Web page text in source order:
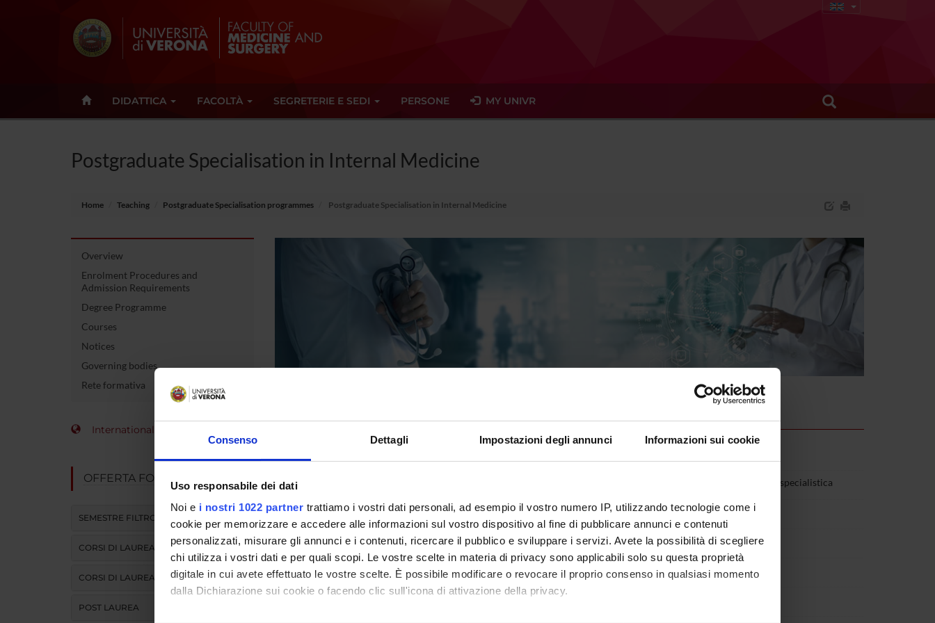
Consenso Dettagli Impostazioni degli annunci Informazioni sui cookie
Uso responsabile dei dati
Noi e i nostri 1022 partner trattiamo i vostri dati personali, ad esempio il vostro numero IP, utilizzando tecnologie come i
cookie per memorizzare e accedere alle informazioni sul vostro dispositivo al fine di pubblicare annunci e contenuti
personalizzati, misurare gli annunci e i contenuti, ricercare il pubblico e sviluppare i servizi. Avete la possibilità di scegliere
chi utilizza i vostri dati e per quali scopi. Le vostre scelte in materia di privacy sono applicabili solo su questa proprietà
digitale in cui avete effettuato le vostre scelte. È possibile modificare o revocare il proprio consenso in qualsiasi momento
dalla Dichiarazione sui cookie o facendo clic sull'icona di attivazione della privacy.
DIDATTICA FACOLTÀ SEGRETERIE E SEDI PERSONE MY UNIVR
Postgraduate Specialisation in Internal Medicine
Home Teaching Postgraduate Specialisation programmes Postgraduate Specialisation in Internal Medicine
Overview
Enrolment Procedures and
Admission Requirements
Degree Programme
Courses
Notices
Governing bodies
Rete formativa
International Students
OFFERTA FORMATIVA
SEMESTRE FILTRO
CORSI DI LAUREA
CORSI DI LAUREA MAGISTRALE
POST LAUREA
Course details
Category SAS-5517 - Classe per le Scuole di Specialità (Ateneo): Medicina clinica generale e specialistica
Controlling body Consiglio della Scuola di Specializzazione in Medicina Interna
Contact person Simonetta Friso
Information Segreteria didattica Scuole di specializzazione di area sanitaria